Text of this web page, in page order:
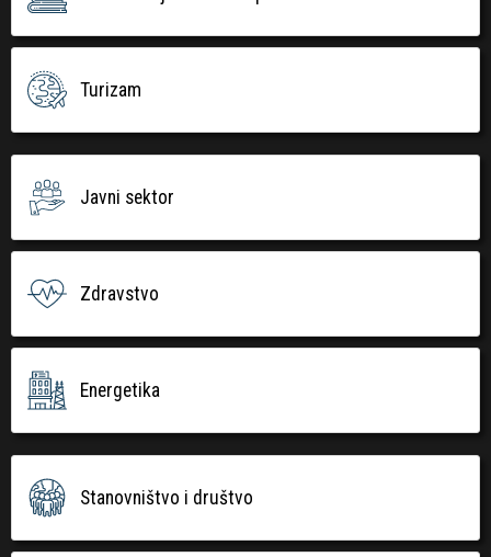
Turizam
Javni sektor
Zdravstvo
Energetika
Stanovništvo i društvo